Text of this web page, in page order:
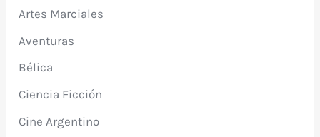
Artes Marciales
Aventuras
Bélica
Ciencia Ficción
Cine Argentino